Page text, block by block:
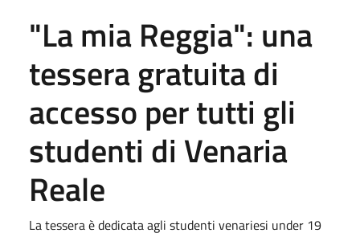
"La mia Reggia": una
tessera gratuita di
accesso per tutti gli
studenti di Venaria
Reale
La tessera è dedicata agli studenti venariesi under 19